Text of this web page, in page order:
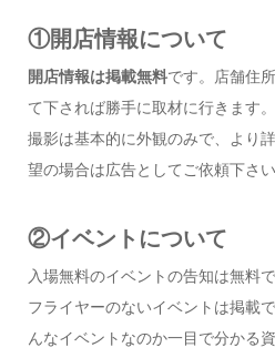
①開店情報について
開店情報は掲載無料です。店舗住
て下されば勝手に取材に行きます。
撮影は基本的に外観のみで、より
望の場合は広告としてご依頼下さい
②イベントについて
入場無料のイベントの告知は無料で
フライヤーのないイベントは掲載
んなイベントなのか一目で分かる